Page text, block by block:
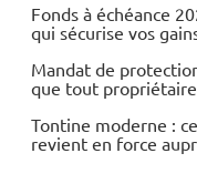
Fonds à échéance
qui sécurise vos
Mandat de
que tout propriétaire
Tontine moderne :
revient en force